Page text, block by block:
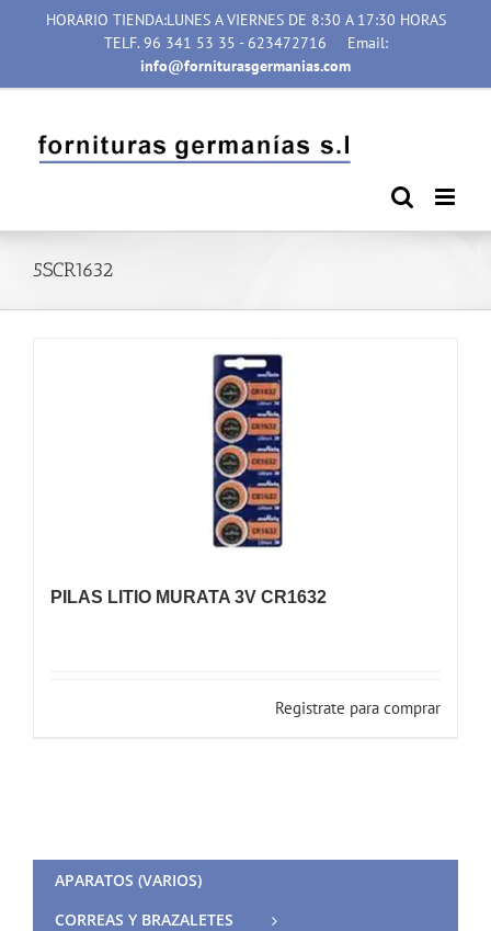
HORARIO TIENDA:LUNES A VIERNES DE 8:30 A 17:30 HORAS
TELF. 96 341 53 35 - 623472716
Email:
info@forniturasgermanias.com
5SCR1632
PILAS LITIO MURATA 3V CR1632
Registrate para comprar
APARATOS (VARIOS)
CORREAS Y BRAZALETES